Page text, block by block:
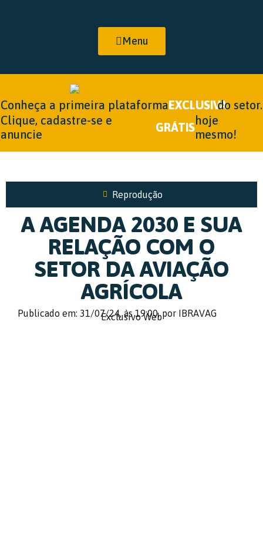
Menu
Conheça a primeira plataformaEXCLUSIVAdo setor.
Clique, cadastre-se e
anuncie
GRÁTIS
hoje
mesmo!
Reprodução
A AGENDA 2030 E SUA
RELAÇÃO COM O
SETOR DA AVIAÇÃO
AGRÍCOLA
Publicado em: 31/07/24,às 19:00,por IBRAVAG
Exclusivo Web